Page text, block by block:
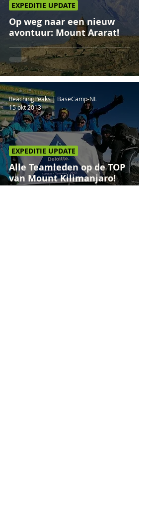
Op weg naar een nieuw
avontuur: Mount Ararat!
EXPEDITIE UPDATE
Alle Teamleden op de TOP
van Mount Kilimanjaro!
EXPEDITIE UPDATE
ReachingPeaks | BaseCamp-NL
15 okt 2013